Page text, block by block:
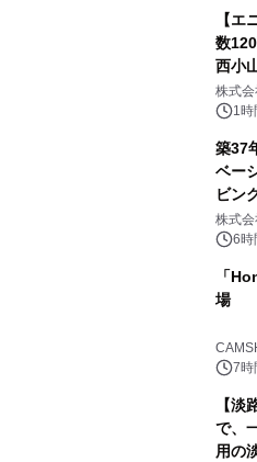
【エ
数
西小
株式
1時
築37
ベー
ビン
事例
株式会
6時
「
場
7時
【淡
で、
用の